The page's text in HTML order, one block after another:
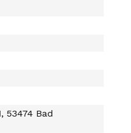
53474 Bad